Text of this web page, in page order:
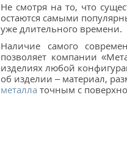
Не смотря на то, что
остаются самыми
уже длительного времени.
Наличие самого
позволяет компании
изделиях любой
об изделии – материал,
металла точным с